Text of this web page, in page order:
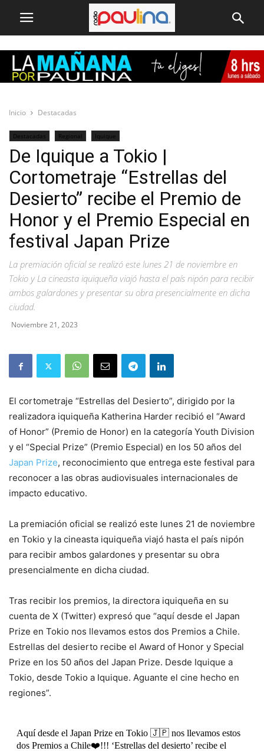
Inicio Destacadas
Destacadas Regional Iquique
De Iquique a Tokio |
Cortometraje “Estrellas del
Desierto” recibe el Premio de
Honor y el Premio Especial en
festival Japan Prize
La premiación oficial se realizó este lunes 21 de noviembre en
Tokio y La cineasta iquiqueña viajó hasta el país nipón para recibir
ambos galardones y presentar su obra presencialmente en dicha
ciudad.
Noviembre 21, 2023
El cortometraje “Estrellas del Desierto”, dirigido por la
realizadora iquiqueña Katherina Harder recibió el “Award
of Honor” (Premio de Honor) en la categoría Youth Division
y el “Special Prize” (Premio Especial) en los 50 años del
Japan Prize, reconocimiento que entrega este festival para
reconocer a las obras audiovisuales internacionales de
impacto educativo.
La premiación oficial se realizó este lunes 21 de noviembre
en Tokio y la cineasta iquiqueña viajó hasta el país nipón
para recibir ambos galardones y presentar su obra
presencialmente en dicha ciudad.
Tras recibir los premios, la directora iquiqueña en su
cuenta de X (Twitter) expresó que “aquí desde el Japan
Prize en Tokio nos llevamos estos dos Premios a Chile.
Estrellas del desierto recibe el Award of Honor y Special
Prize en los 50 años del Japan Prize. Desde Iquique a
Tokio, desde Tokio a Iquique. Aguante el cine hecho en
regiones”.
Aquí desde el Japan Prize en Tokio 🇯🇵 nos llevamos estos
dos Premios a Chile❤️!!! ‘Estrellas del desierto’ recibe el